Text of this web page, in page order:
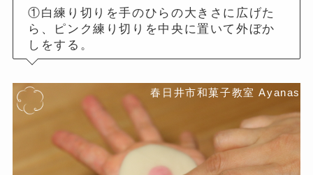
①白練り切りを手のひらの大きさに広げた
ら、ピンク練り切りを中央に置いて外ぼか
しをする。